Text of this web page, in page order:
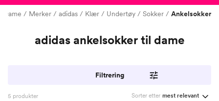
Dame Merker adidas Klær Undertøy Sokker Ankelsokker
adidas ankelsokker til dame
Filtrering
5 produkter Sorter etter mest relevant